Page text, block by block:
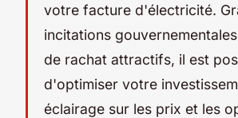
votre facture d'électricité.
incitations
de rachat attractifs, il est
d'optimiser votre
éclairage sur les prix et les